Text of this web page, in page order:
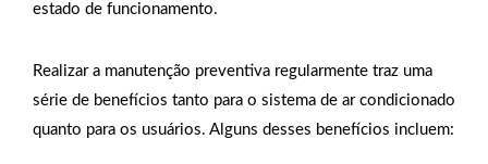
estado de funcionamento.
Realizar a manutenção preventiva regularmente traz uma
série de benefícios tanto para o sistema de ar condicionado
quanto para os usuários. Alguns desses benefícios incluem: